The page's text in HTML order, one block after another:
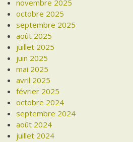
novembre 2025
octobre 2025
septembre 2025
août 2025
juillet 2025
juin 2025
mai 2025
avril 2025
février 2025
octobre 2024
septembre 2024
août 2024
juillet 2024